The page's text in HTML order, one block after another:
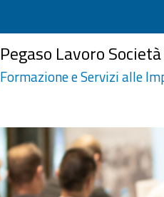
Pegaso Lavoro
Formazione e Servizi alle